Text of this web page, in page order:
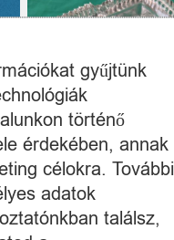
gyűjtünk
történő
érdekében, annak
célokra. További
adatok
találsz,